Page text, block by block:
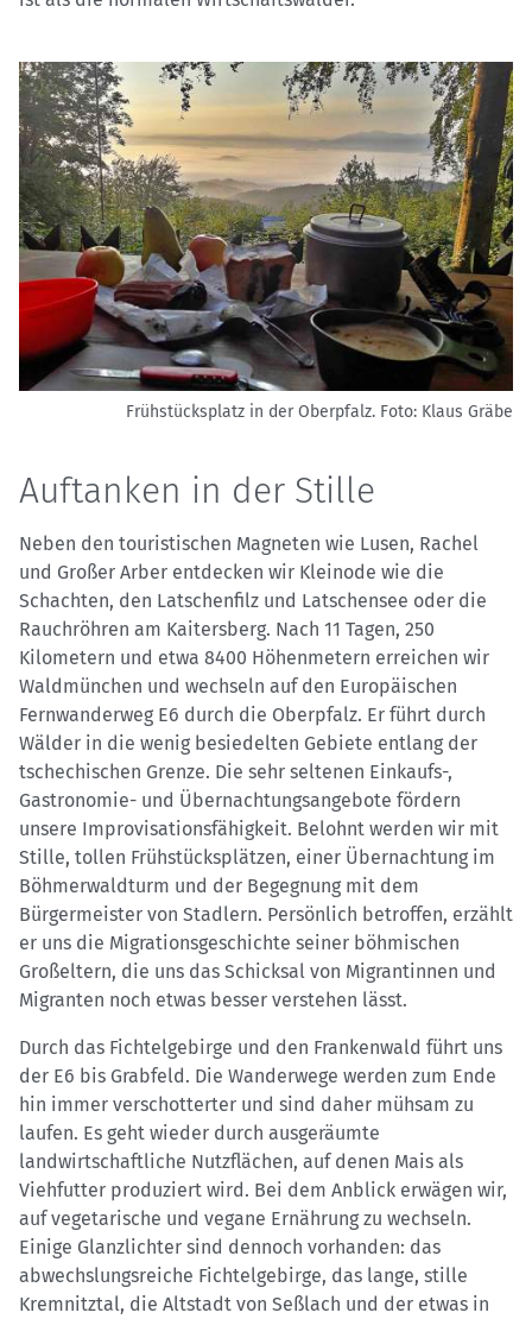
Frühstücksplatz in der Oberpfalz. Foto: Klaus Gräbe
Auftanken in der Stille
Neben den touristischen Magneten wie Lusen, Rachel
und Großer Arber entdecken wir Kleinode wie die
Schachten, den Latschenfilz und Latschensee oder die
Rauchröhren am Kaitersberg. Nach 11 Tagen, 250
Kilometern und etwa 8400 Höhenmetern erreichen wir
Waldmünchen und wechseln auf den Europäischen
Fernwanderweg E6 durch die Oberpfalz. Er führt durch
Wälder in die wenig besiedelten Gebiete entlang der
tschechischen Grenze. Die sehr seltenen Einkaufs-,
Gastronomie- und Übernachtungsangebote fördern
unsere Improvisationsfähigkeit. Belohnt werden wir mit
Stille, tollen Frühstücksplätzen, einer Übernachtung im
Böhmerwaldturm und der Begegnung mit dem
Bürgermeister von Stadlern. Persönlich betroffen, erzählt
er uns die Migrationsgeschichte seiner böhmischen
Großeltern, die uns das Schicksal von Migrantinnen und
Migranten noch etwas besser verstehen lässt.
Durch das Fichtelgebirge und den Frankenwald führt uns
der E6 bis Grabfeld. Die Wanderwege werden zum Ende
hin immer verschotterter und sind daher mühsam zu
laufen. Es geht wieder durch ausgeräumte
landwirtschaftliche Nutzflächen, auf denen Mais als
Viehfutter produziert wird. Bei dem Anblick erwägen wir,
auf vegetarische und vegane Ernährung zu wechseln.
Einige Glanzlichter sind dennoch vorhanden: das
abwechslungsreiche Fichtelgebirge, das lange, stille
Kremnitztal, die Altstadt von Seßlach und der etwas in